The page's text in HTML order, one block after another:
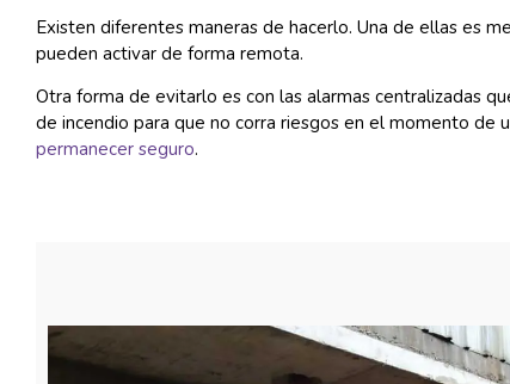
Existen diferentes maneras de hacerlo. Una de ellas es
pueden activar de forma remota.
Otra forma de evitarlo es con las alarmas centralizadas
de incendio para que no corra riesgos en el momento de
permanecer seguro.